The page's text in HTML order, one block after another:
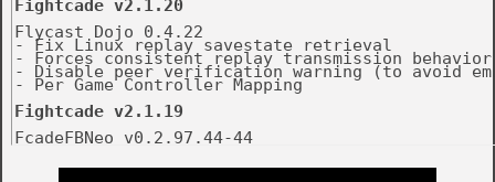
Fightcade v2.1.20
Flycast Dojo 0.4.22
- Fix Linux replay savestate retrieval
- Forces consistent replay transmission behavior
- Disable peer verification warning (to avoid
- Per Game Controller Mapping
Fightcade v2.1.19
FcadeFBNeo v0.2.97.44-44
- New detectors: kof96ae20 kof97ae spf2xpri wh2j